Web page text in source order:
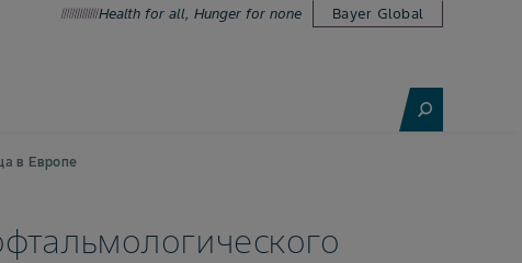
Health for all, Hunger for none Bayer Global
в Европе